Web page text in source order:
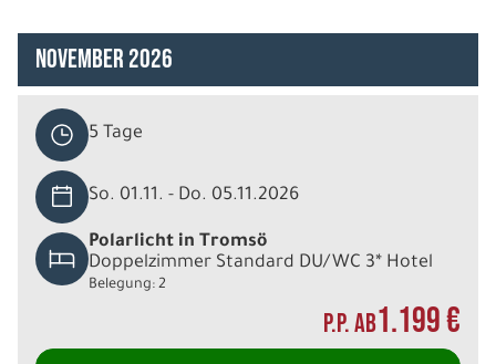
November 2026
5 Tage
So. 01.11. - Do. 05.11.2026
Polarlicht in Tromsö
Doppelzimmer Standard DU/WC 3* Hotel
Belegung: 2
P.P. AB1.199 €